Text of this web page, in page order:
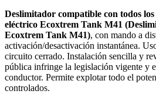
Deslimitador compatible con todos
eléctrico Ecoxtrem Tank M41
Ecoxtrem Tank M41), con mando a
activación/desactivación instantánea.
circuito cerrado. Instalación sencilla y
pública infringe la legislación vigente y
conductor. Permite explotar todo el
controlados.